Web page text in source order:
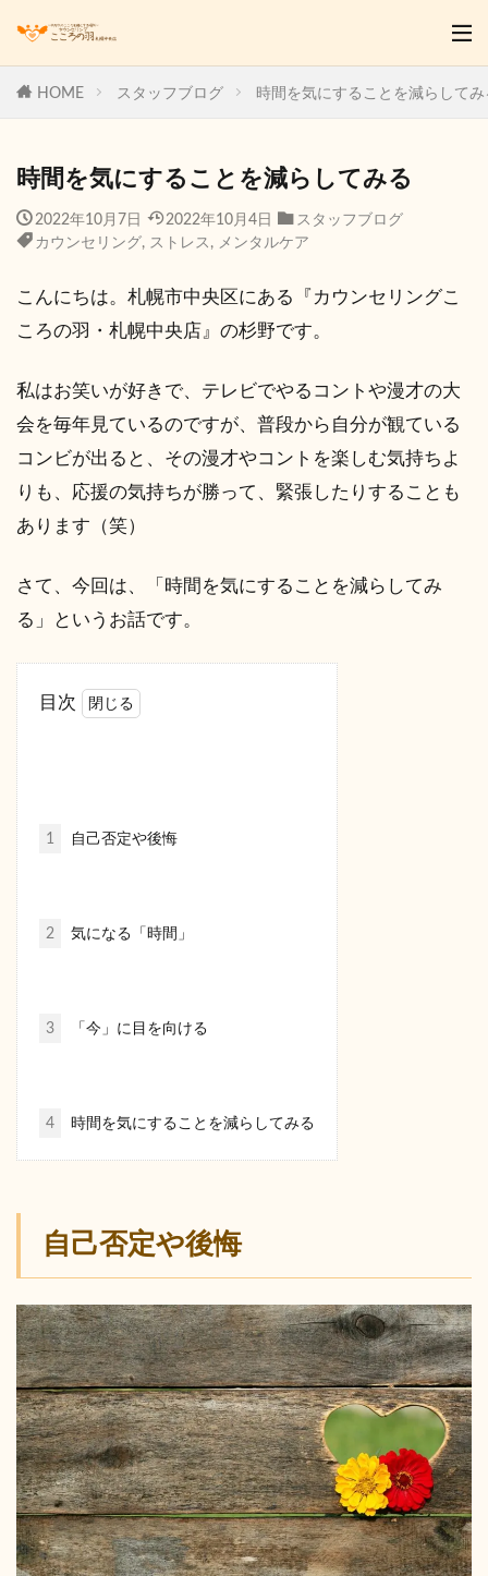
HOME スタッフブログ 時間を気にすることを減らしてみ
時間を気にすることを減らしてみる
2022年10月7日 2022年10月4日
スタッフブログ
カウンセリング, ストレス , メンタルケア
こんにちは。札幌市中央区にある『カウンセリングこ
ころの羽・札幌中央店』の杉野です。
私はお笑いが好きで、テレビでやるコントや漫才の大
会を毎年見ているのですが、普段から自分が観ている
コンビが出ると、その漫才やコントを楽しむ気持ちよ
りも、応援の気持ちが勝って、緊張したりすることも
あります（笑）
さて、今回は、「時間を気にすることを減らしてみ
る」というお話です。
目次
1 自己否定や後悔
2 気になる「時間」
3 「今」に目を向ける
4 時間を気にすることを減らしてみる
自己否定や後悔